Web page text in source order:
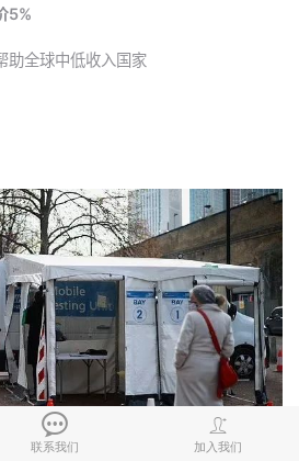
联系我们 加入我们
5%
助全球中低收入国家